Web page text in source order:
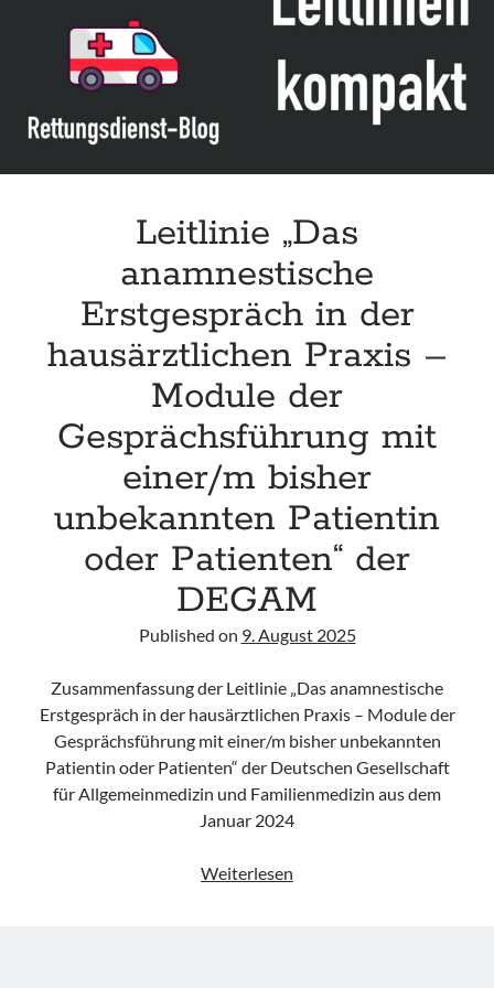
Leitlinie „Management of Hypercalcaemia in Adult Patients in the
Emergency Department“ der IAEM
Leitlinie „Behavioural Emergencies in Emergency Departments“ der IFEM
Leitlinie „Management of Acute Upper Gastrointestinal Bleeding in the
Leitlinie „Management of brief resolved unexplained events (BRUE) in
infants“ der CPS
Leitlinie „Das
anamnestische
Erstgespräch in der
hausärztlichen Praxis –
Module der
Gesprächsführung mit
einer/m bisher
unbekannten Patientin
oder Patienten“ der
DEGAM
Published on 9. August 2025
Zusammenfassung der Leitlinie „Das anamnestische
Erstgespräch in der hausärztlichen Praxis – Module der
Gesprächsführung mit einer/m bisher unbekannten
Patientin oder Patienten“ der Deutschen Gesellschaft
für Allgemeinmedizin und Familienmedizin aus dem
Januar 2024
Weiterlesen